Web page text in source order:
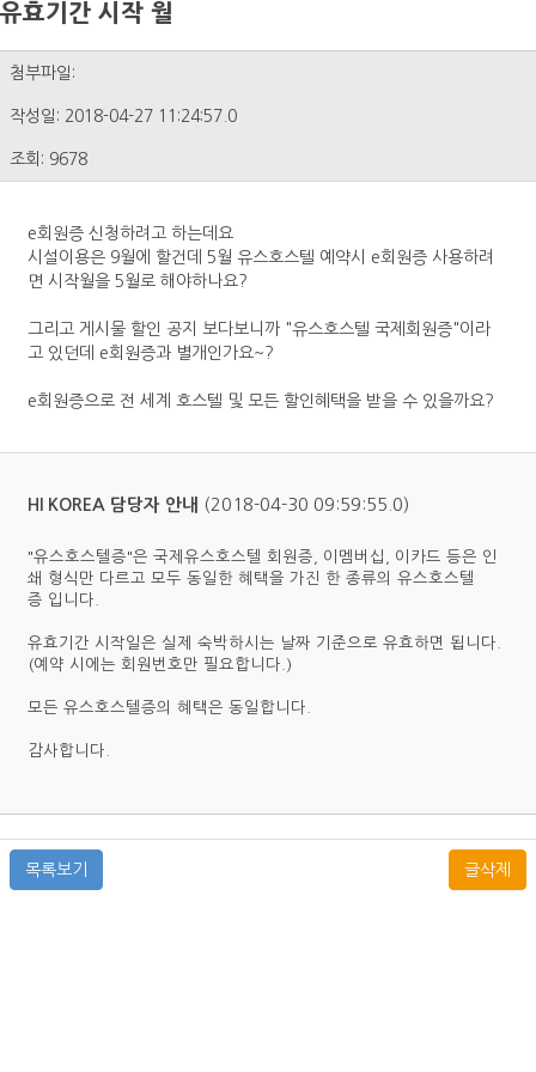
유효기간 시작 월
첨부파일:
작성일: 2018-04-27 11:24:57.0
조회: 9678
e회원증 신청하려고 하는데요
시설이용은 9월에 할건데 5월 유스호스텔 예약시 e회원증 사용하려
면 시작월을 5월로 해야하나요?
그리고 게시물 할인 공지 보다보니까 "유스호스텔 국제회원증"이라
고 있던데 e회원증과 별개인가요~?
e회원증으로 전 세계 호스텔 및 모든 할인혜택을 받을 수 있을까요?
HI KOREA 담당자 안내 (2018-04-30 09:59:55.0)
"유스호스텔증"은 국제유스호스텔 회원증, 이멤버십, 이카드 등은 인
쇄 형식만 다르고 모두 동일한 혜택을 가진 한 종류의 유스호스텔
증 입니다.
유효기간 시작일은 실제 숙박하시는 날짜 기준으로 유효하면 됩니다.
(예약 시에는 회원번호만 필요합니다.)
모든 유스호스텔증의 혜택은 동일합니다.
감사합니다.
목록보기 글삭제